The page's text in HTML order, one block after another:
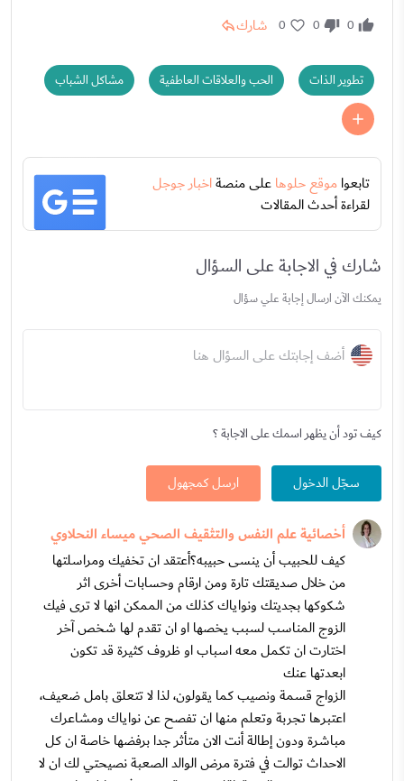
0
0
0 شارك
تطوير الذات الحب والعلاقات العاطفية مشاكل الشباب
تابعواموقع حلوهاعلى منصةاخبار جوجل
لقراءة أحدث المقالات
شارك في الاجابة على السؤال
يمكنك الآن ارسال إجابة علي سؤال
أضف إجابتك على السؤال هنا
كيف تود أن يظهر اسمك على الاجابة ؟
سجّل الدخول ارسل كمجهول
أخصائية علم النفس والتثقيف الصحي ميساء النحلاوي
كيف للحبيب أن ينسى حبيبه؟أعتقد ان تخفيك ومراسلتها
من خلال صديقتك تارة ومن ارقام وحسابات أخرى اثر
شكوكها بجديتك ونواياك كذلك من الممكن انها لا ترى فيك
الزوج المناسب لسبب يخصها او ان تقدم لها شخص آخر
اختارت ان تكمل معه اسباب او ظروف كثيرة قد تكون
ابعدتها عنك
الزواج قسمة ونصيب كما يقولون، لذا لا تتعلق بامل ضعيف،
اعتبرها تجربة وتعلم منها ان تفصح عن نواياك ومشاعرك
مباشرة ودون إطالة أنت الان متأثر جدا برفضها خاصة ان كل
الاحداث توالت في فترة مرض الوالد الصعبة نصيحتي لك ان لا